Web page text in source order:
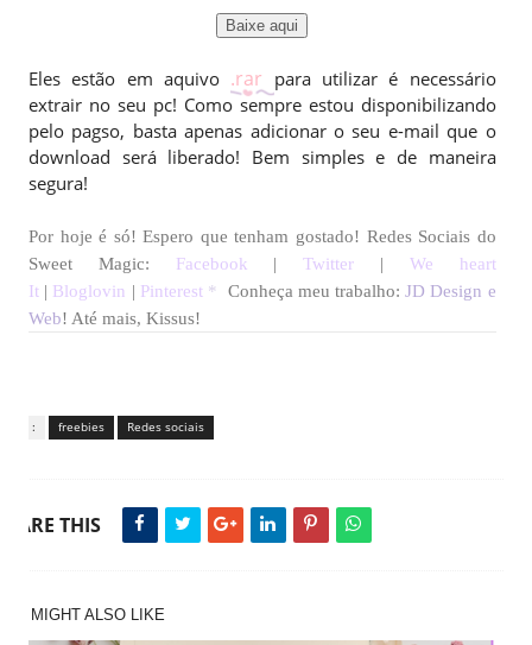
Baixe aqui
Eles estão em aquivo .rar para utilizar é necessário
extrair no seu pc! Como sempre estou disponibilizando
pelo pagso, basta apenas adicionar o seu e-mail que o
download será liberado! Bem simples e de maneira
segura!
Por hoje é só! Espero que tenham gostado! Redes Sociais do
Sweet Magic: Facebook |Twitter | We heart
It| Bloglovin | Pinterest* Conheça meu trabalho:JD Design e
Web! Até mais, Kissus!
Tags : freebies Redes sociais
THIS
MIGHT ALSO LIKE